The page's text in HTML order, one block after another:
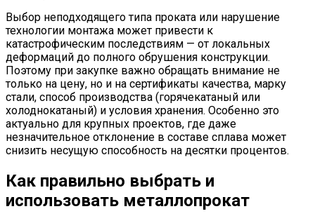
Выбор неподходящего типа проката или нарушение
технологии монтажа может привести к
катастрофическим последствиям — от локальных
деформаций до полного обрушения конструкции.
Поэтому при закупке важно обращать внимание не
только на цену, но и на сертификаты качества, марку
стали, способ производства (горячекатаный или
холоднокатаный) и условия хранения. Особенно это
актуально для крупных проектов, где даже
незначительное отклонение в составе сплава может
снизить несущую способность на десятки процентов.
Как правильно выбрать и
использовать металлопрокат